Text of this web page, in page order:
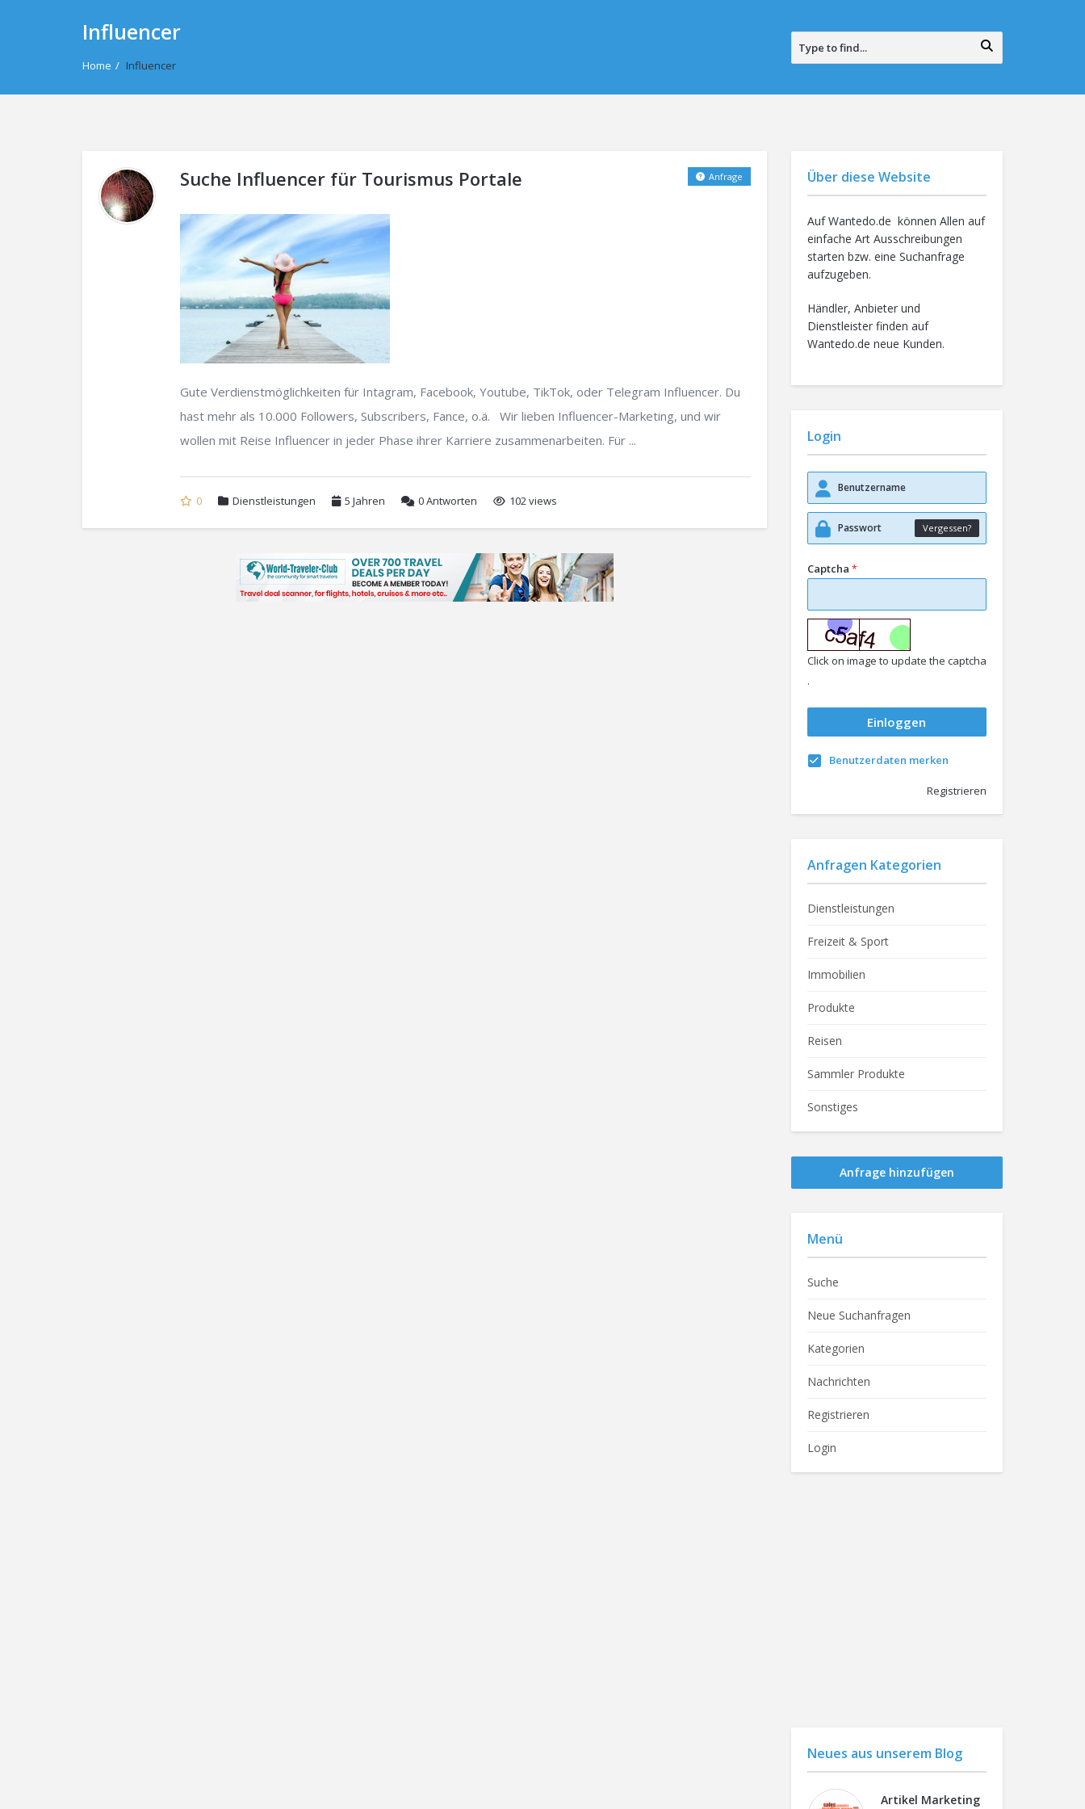
Influencer
Home / Influencer
Suche Influencer für Tourismus Portale Anfrage
Gute Verdienstmöglichkeiten für Intagram, Facebook, Youtube, TikTok, oder Telegram Influencer. Du
hast mehr als 10.000 Followers, Subscribers, Fance, o.ä. Wir lieben Influencer-Marketing, und wir
wollen mit Reise Influencer in jeder Phase ihrer Karriere zusammenarbeiten. Für ...
0 Dienstleistungen 5 Jahren 0Antworten 102 views
Über diese Website
Auf Wantedo.de können Allen auf
einfache Art Ausschreibungen
starten bzw. eine Suchanfrage
aufzugeben.
Händler, Anbieter und
Dienstleister finden auf
Wantedo.de neue Kunden.
Login
Vergessen?
Captcha *
Click on image to update the captcha
.
Benutzerdaten merken
Registrieren
Anfragen Kategorien
Dienstleistungen
Freizeit & Sport
Immobilien
Produkte
Reisen
Sammler Produkte
Sonstiges
Anfrage hinzufügen
Menü
Suche
Neue Suchanfragen
Kategorien
Nachrichten
Registrieren
Login
Neues aus unserem Blog
Artikel Marketing